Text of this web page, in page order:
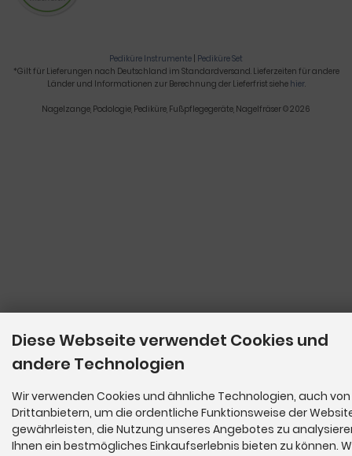
Pediküre Instrumente | Pediküre Set
*Gilt für Lieferungen nach Deutschland im Standardversand. Lieferzeiten für andere
Länder und Informationen zur Berechnung der Lieferfrist siehe hier.
Nagelzange, Podologie, Pediküre, Fußpflegegeräte, Nagelfräser © 2026
Diese Webseite verwendet Cookies und
andere Technologien
Wir verwenden Cookies und ähnliche Technologien, auch von
Drittanbietern, um die ordentliche Funktionsweise der
gewährleisten, die Nutzung unseres Angebotes zu
Ihnen ein bestmögliches Einkaufserlebnis bieten zu können.